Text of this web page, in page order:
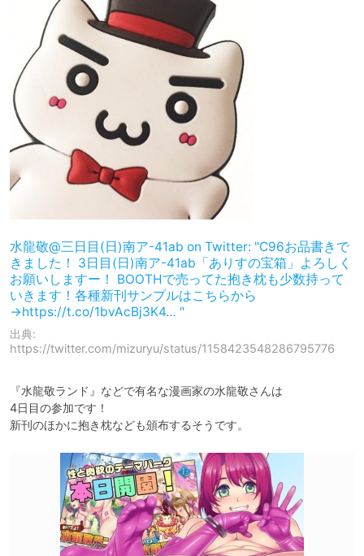
水龍敬@三日目(日)南ア-41ab on Twitter: "C96お品書きで
きました！ 3日目(日)南ア-41ab「ありすの宝箱」よろしく
お願いしますー！ BOOTHで売ってた抱き枕も少数持って
いきます！各種新刊サンプルはこちらから
→https://t.co/1bvAcBj3K4… "
出典:
https://twitter.com/mizuryu/status/1158423548286795776
『水龍敬ランド』などで有名な漫画家の水龍敬さんは
4日目の参加です！
新刊のほかに抱き枕なども頒布するそうです。